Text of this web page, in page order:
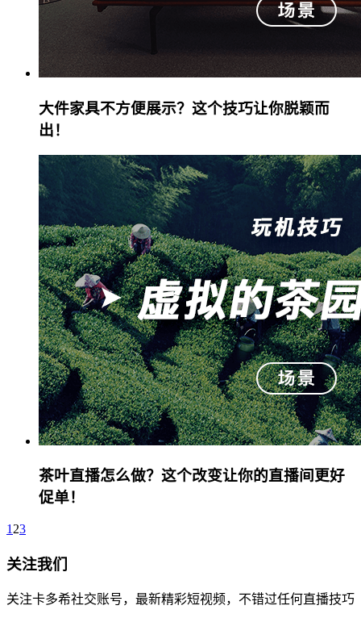
大件家具不方便展示？这个技巧让你脱颖而
出！
茶叶直播怎么做？这个改变让你的直播间更好
促单！
1 23
关注我们
关注卡多希社交账号，最新精彩短视频，不错过任何直播技巧